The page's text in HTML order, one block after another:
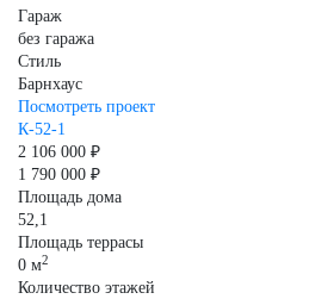
Гараж
без гаража
Стиль
Барнхаус
Посмотреть проект
К-52-1
2 106 000 ₽
1 790 000 ₽
Площадь дома
52,1
Площадь террасы
0 м2
Количество этажей